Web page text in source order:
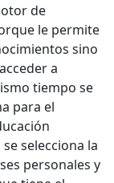
de
le permite
sino
a
tiempo se
para el
selecciona la
personales y